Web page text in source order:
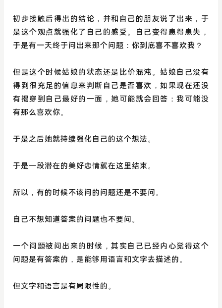
初步接触后得出的结论，并和自己的朋友说了出来，于
是这个观点就强化了自己的感受。自己变得患得患失，
于是有一天终于问出来那个问题：你到底喜不喜欢我？
但是这个时候姑娘的状态还是比价混沌。姑娘自己没有
得到很充足的信息来判断自己是否喜欢，如果现在还没
有揭穿到自己最好的一面，她可能就会回答：我可能没
有那么喜欢你。
于是之后她就持续强化自己的这个想法。
于是一段潜在的美好恋情就在这里结束。
所以，有的时候不该问的问题还是不要问。
自己不想知道答案的问题也不要问。
一个问题被问出来的时候，其实自己已经内心觉得这个
问题是有答案的，是能够用语言和文字去描述的。
但文字和语言是有局限性的。